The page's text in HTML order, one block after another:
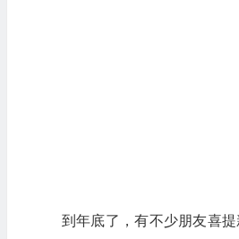
到年底了，有不少朋友喜